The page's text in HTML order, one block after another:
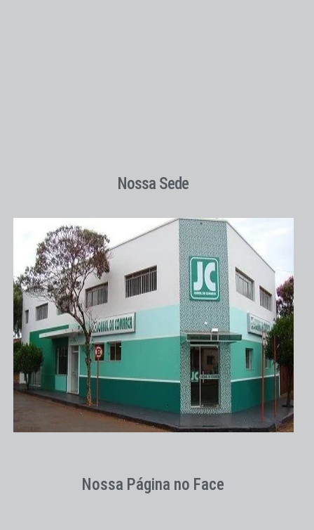
Nossa Sede
Nossa Página no Face